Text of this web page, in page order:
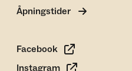
Åpningstider
Facebook
Instagram